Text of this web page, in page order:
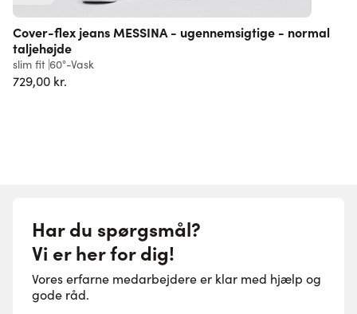
Cover-flex jeans MESSINA - ugennemsigtige - normal
taljehøjde
slim fit 60°-Vask
729,00 kr.
Har du spørgsmål?
Vi er her for dig!
Vores erfarne medarbejdere er klar med hjælp og
gode råd.